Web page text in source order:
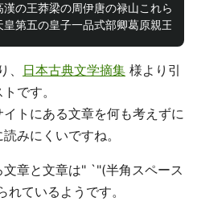
の王莽梁の周伊唐の禄山これらは
日本古典文学摘集 様より引
です。
トにある文章を何も考えずに
みにくいですね。
章と文章は" `"(半角スペース
ているようです。